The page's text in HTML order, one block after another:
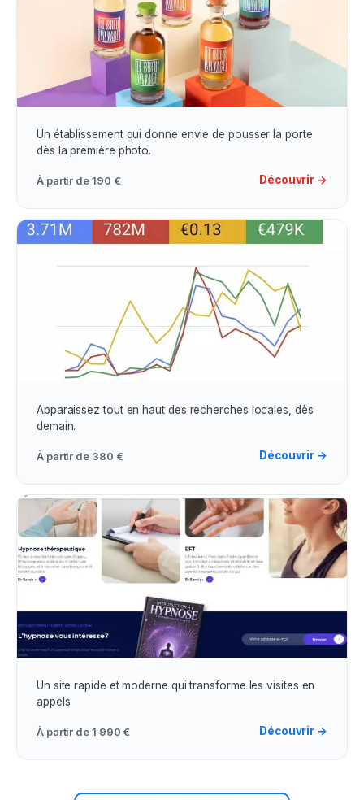
Photos Professionnelles
Un établissement qui donne envie de pousser la porte
dès la première photo.
À partir de190 € Découvrir →
Campagne Google Ads
Apparaissez tout en haut des recherches locales, dès
demain.
À partir de 380 € Découvrir →
Création de Site Web
Un site rapide et moderne qui transforme les visites en
appels.
À partir de1 990 € Découvrir →